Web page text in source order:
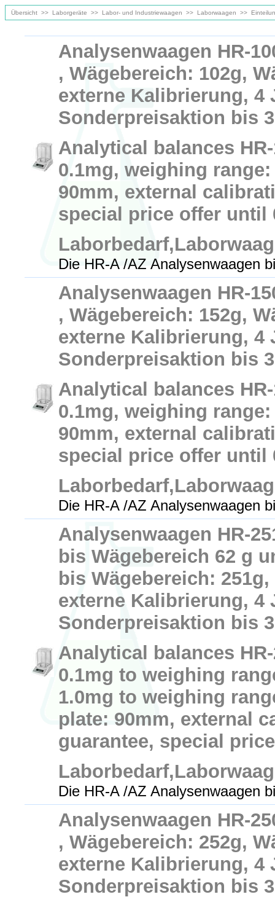
Übersicht >> Laborgeräte >> Labor- und Industriewaagen >> Laborwaagen >>
Analysenwaagen HR-
, Wägebereich: 102g,
externe Kalibrierung, 4
Sonderpreisaktion bis
Analytical balances
0.1mg, weighing
90mm, external
special price offer until
Die HR-A /AZ Analysenwaagen
Analysenwaagen HR-
, Wägebereich: 152g,
externe Kalibrierung, 4
Sonderpreisaktion bis
Analytical balances
0.1mg, weighing
90mm, external
special price offer until
Die HR-A /AZ Analysenwaagen
Analysenwaagen HR-
bis Wägebereich 62 g
bis Wägebereich:
externe Kalibrierung, 4
Sonderpreisaktion bis
Analytical balances
0.1mg to weighing
1.0mg to weighing
plate: 90mm, external
guarantee, special
Die HR-A /AZ Analysenwaagen
Analysenwaagen HR-
, Wägebereich: 252g,
externe Kalibrierung, 4
Sonderpreisaktion bis